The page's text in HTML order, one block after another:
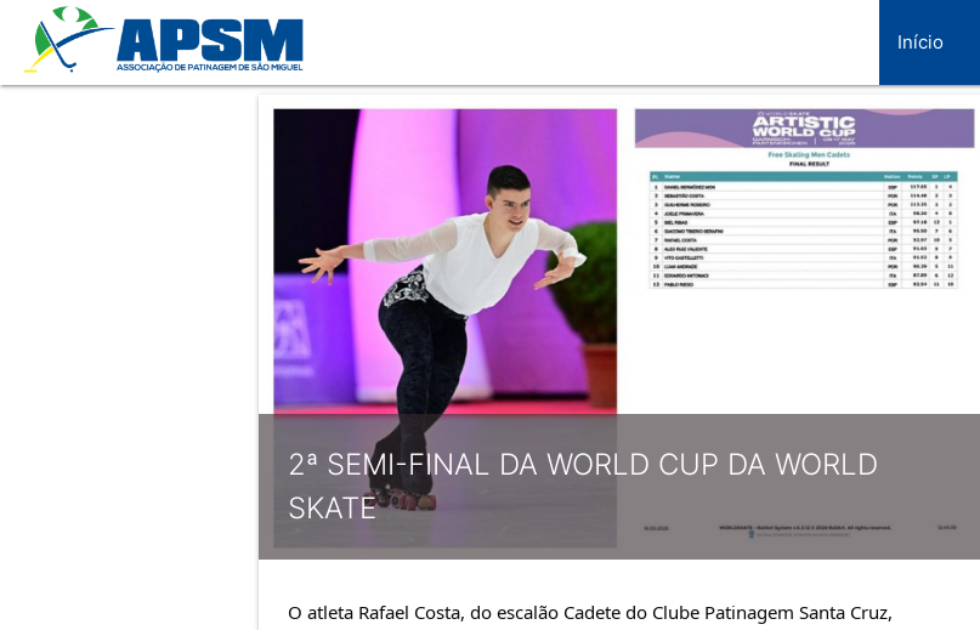
Início
2ª SEMI-FINAL DA WORLD CUP DA WORLD
SKATE
O atleta Rafael Costa, do escalão Cadete do Clube Patinagem Santa Cruz,